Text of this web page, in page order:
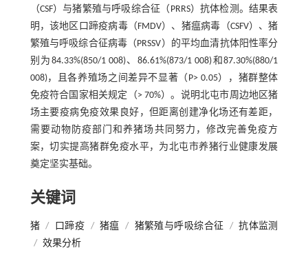
（CSF）与猪繁殖与呼吸综合征（PRRS）抗体检测。结果表
明，该地区口蹄疫病毒（FMDV）、猪瘟病毒（CSFV）、猪
繁殖与呼吸综合征病毒（PRSSV）的平均血清抗体阳性率分
别为84.33%(850/1 008)、86.61%(873/1 008)和87.30%(880/1
008)，且各养殖场之间差异不显著（P> 0.05），猪群整体
免疫符合国家相关规定（> 70%）。说明北屯市周边地区猪
场主要疫病免疫效果良好，但距离创建净化场还有差距，
需要动物防疫部门和养猪场共同努力，修改完善免疫方
案，切实提高猪群免疫水平，为北屯市养猪行业健康发展
奠定坚实基础。
关键词
猪 / 口蹄疫 / 猪瘟 / 猪繁殖与呼吸综合征 / 抗体监测
/ 效果分析